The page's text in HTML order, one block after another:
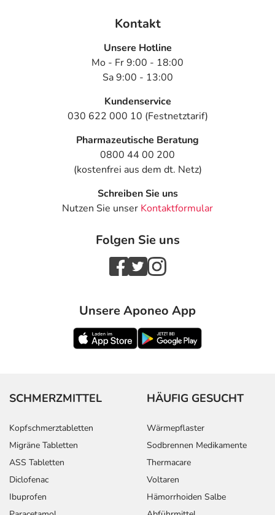
Kontakt
Unsere Hotline
Mo - Fr 9:00 - 18:00
Sa 9:00 - 13:00
Kundenservice
030 622 000 10 (Festnetztarif)
Pharmazeutische Beratung
0800 44 00 200
(kostenfrei aus dem dt. Netz)
Schreiben Sie uns
Nutzen Sie unser Kontaktformular
Folgen Sie uns
Unsere Aponeo App
SCHMERZMITTEL
Kopfschmerztabletten
Migräne Tabletten
ASS Tabletten
Diclofenac
Ibuprofen
HÄUFIG GESUCHT
Wärmepflaster
Sodbrennen Medikamente
Thermacare
Voltaren
Hämorrhoiden Salbe